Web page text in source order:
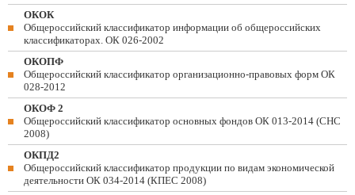
ОКОК
Общероссийский классификатор информации об общероссийских
классификаторах. ОК 026-2002
ОКОПФ
Общероссийский классификатор организационно-правовых форм ОК
028-2012
ОКОФ 2
Общероссийский классификатор основных фондов ОК 013-2014 (СНС
2008)
ОКПД2
Общероссийский классификатор продукции по видам экономической
деятельности ОК 034-2014 (КПЕС 2008)